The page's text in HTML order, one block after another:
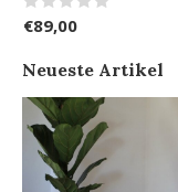
€89,00
Neueste Artikel